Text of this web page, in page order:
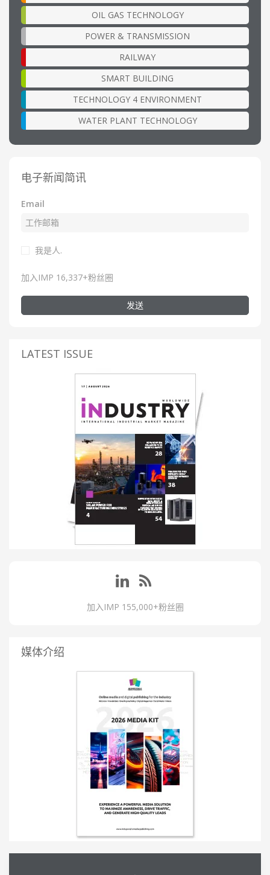
OIL GAS TECHNOLOGY
POWER & TRANSMISSION
RAILWAY
SMART BUILDING
TECHNOLOGY 4 ENVIRONMENT
WATER PLANT TECHNOLOGY
电子新闻简讯
Email
我是人.
加入IMP 16,337+粉丝圈
发送
LATEST ISSUE
加入IMP 155,000+粉丝圈
媒体介绍